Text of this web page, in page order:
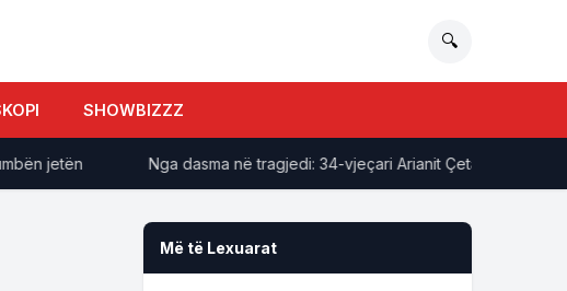
🔍
SHOWBIZZZ
jetën Nga dasma në tragjedi: 34-vjeçari Arianit Çetaj gjendet pa
Më të Lexuarat